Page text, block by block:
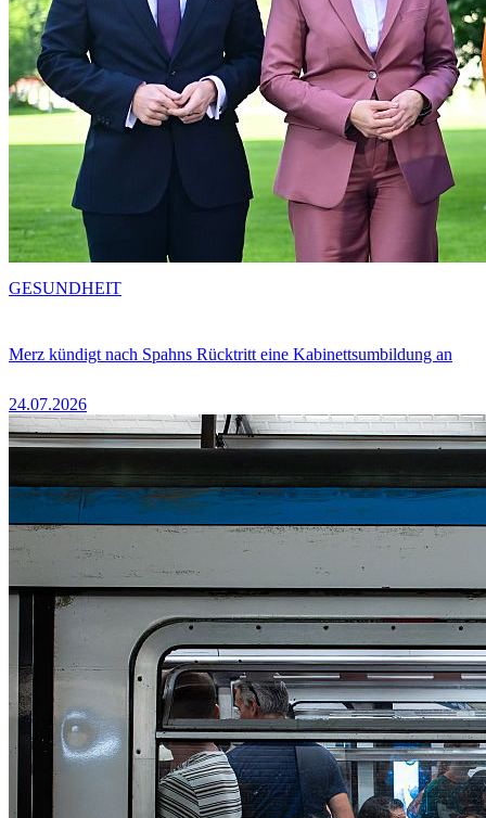
Merz kündigt nach Spahns Rücktritt eine Kabinettsumbildung an
24.07.2026
GESUNDHEIT